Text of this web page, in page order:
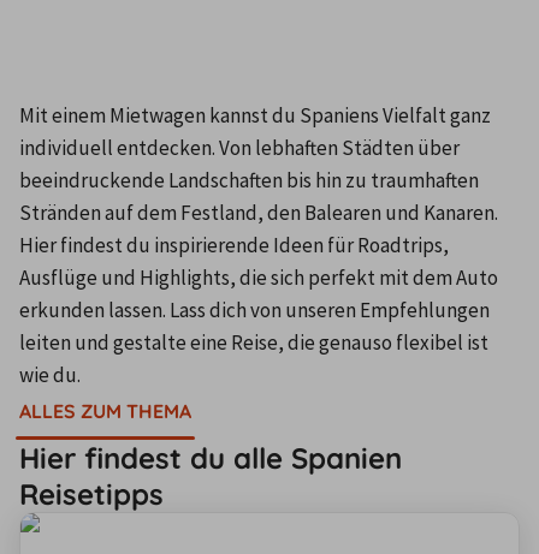
Mit einem Mietwagen kannst du Spaniens Vielfalt ganz
individuell entdecken. Von lebhaften Städten über
beeindruckende Landschaften bis hin zu traumhaften
Stränden auf dem Festland, den Balearen und Kanaren.
Hier findest du inspirierende Ideen für Roadtrips,
Ausflüge und Highlights, die sich perfekt mit dem Auto
erkunden lassen. Lass dich von unseren Empfehlungen
leiten und gestalte eine Reise, die genauso flexibel ist
wie du.
ALLES ZUM THEMA
Hier findest du alle Spanien
Reisetipps